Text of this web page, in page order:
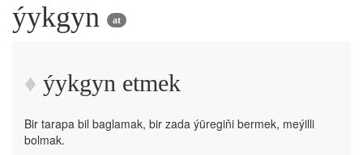
ýykgyn at
ýykgyn etmek
Bir tarapa bil baglamak, bir zada ýüregiňi bermek, meýilli
bolmak.